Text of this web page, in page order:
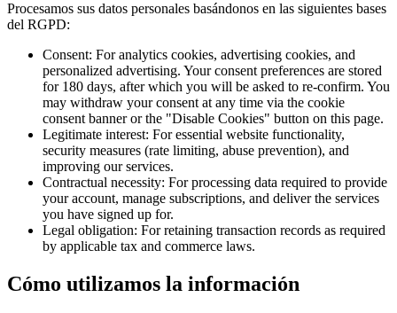
Procesamos sus datos personales basándonos en las siguientes bases
del RGPD:
Consent: For analytics cookies, advertising cookies, and
personalized advertising. Your consent preferences are stored
for 180 days, after which you will be asked to re-confirm. You
may withdraw your consent at any time via the cookie
consent banner or the "Disable Cookies" button on this page.
Legitimate interest: For essential website functionality,
security measures (rate limiting, abuse prevention), and
improving our services.
Contractual necessity: For processing data required to provide
your account, manage subscriptions, and deliver the services
you have signed up for.
Legal obligation: For retaining transaction records as required
by applicable tax and commerce laws.
Cómo utilizamos la información